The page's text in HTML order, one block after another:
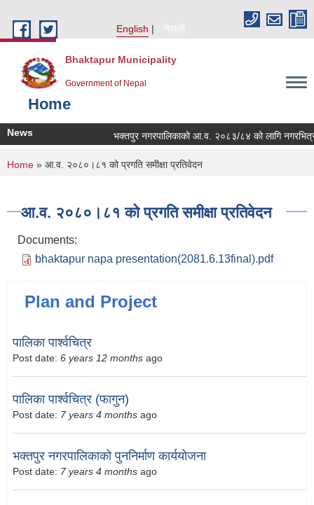
English
नेपाली
Bhaktapur Municipality
Government of Nepal
Home
News भक्तपुर नगरपालिकाको आ.व. २०८३/८४ को लागि
You are here
Home » आ.व. २०८०।८१ को प्रगति समीक्षा प्रतिवेदन
आ.व. २०८०।८१ को प्रगति समीक्षा प्रतिवेदन
Documents:
bhaktapur napa presentation(2081.6.13final).pdf
Plan and Project
पालिका पार्श्वचित्र
Post date: 6 years 12 months ago
पालिका पार्श्वचित्र (फागुन)
Post date: 7 years 4 months ago
भक्तपुर नगरपालिकाको पुननिर्माण कार्ययोजना
Post date: 7 years 4 months ago